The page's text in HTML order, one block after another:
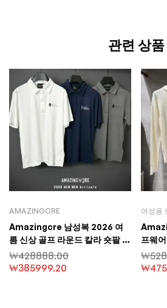
관련 상품
AMAZINGCRE
Amazingcre 남성복 2026 여
름 신상 골프 라운드 칼라 숏팔 고
급 패션 캐주얼 아웃도어 스포츠
웨어
₩428888.00
₩385999.20
여성용
프웨
트 상
₩
₩